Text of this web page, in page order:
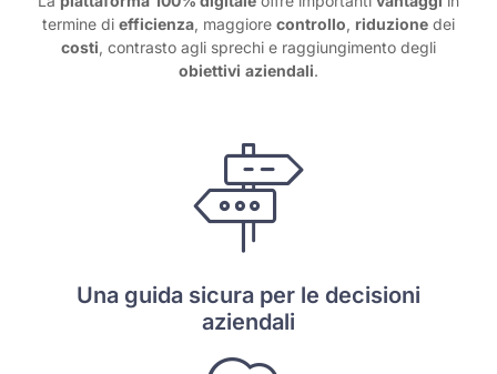
termine di efficienza, maggiore controllo, riduzione dei
costi, contrasto agli sprechi e raggiungimento degli
obiettivi aziendali.
Una guida sicura per le decisioni
aziendali